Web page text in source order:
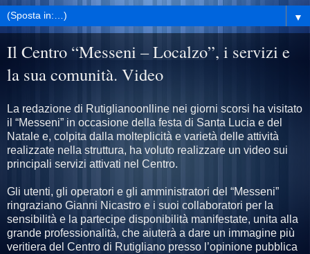
▼
Il Centro “Messeni – Localzo”, i servizi e
la sua comunità. Video
La redazione di Rutiglianoonlline nei giorni scorsi ha visitato
il “Messeni” in occasione della festa di Santa Lucia e del
Natale e, colpita dalla molteplicità e varietà delle attività
realizzate nella struttura, ha voluto realizzare un video sui
principali servizi attivati nel Centro.
Gli utenti, gli operatori e gli amministratori del “Messeni”
ringraziano Gianni Nicastro e i suoi collaboratori per la
sensibilità e la partecipe disponibilità manifestate, unita alla
grande professionalità, che aiuterà a dare un immagine più
veritiera del Centro di Rutigliano presso l’opinione pubblica